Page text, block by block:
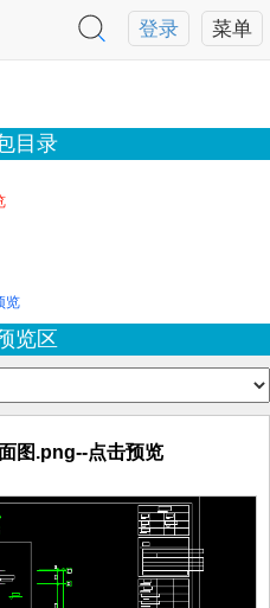
菜单
登录
目录
览
览区
图.png--点击预览